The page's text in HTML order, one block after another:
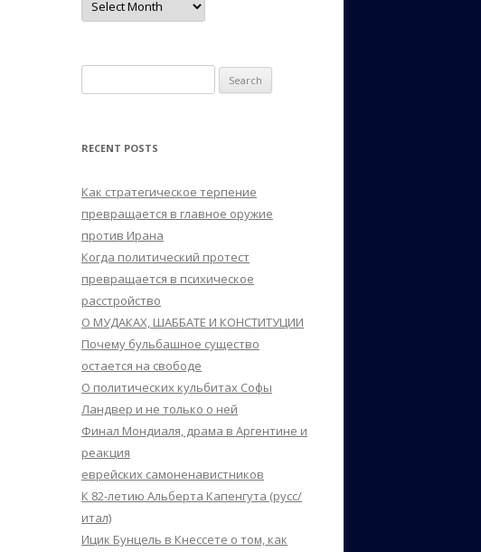
for:
RECENT POSTS
Как стратегическое терпение
превращается в главное оружие
против Ирана
Когда политический протест
превращается в психическое
расстройство
О МУДАКАХ, ШАББАТЕ И КОНСТИТУЦИИ
Почему бульбашное существо
остается на свободе
О политических кульбитах Софы
Ландвер и не только о ней
Финал Мондиаля, драма в Аргентине и
реакция
еврейских самоненавистников
К 82-летию Альберта Капенгута (русс/
итал)
Ицик Бунцель в Кнессете о том, как